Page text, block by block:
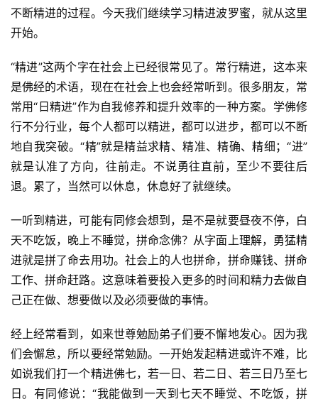
不断精进的过程。今天我们继续学习精进波罗蜜，就从这里
开始。
“精进”这两个字在社会上已经很常见了。常行精进，这本来
是佛经的术语，现在在社会上也会经常听到。很多朋友，常
常用“日精进”作为自我修养和提升效率的一种方案。学佛修
行不分行业，每个人都可以精进，都可以进步，都可以不断
地自我突破。“精”就是精益求精、精准、精确、精细；“进”
就是认准了方向，往前走。不说勇往直前，至少不要往后
退。累了，当然可以休息，休息好了就继续。
一听到精进，可能有同修会想到，是不是就要昼夜不停，白
天不吃饭，晚上不睡觉，拼命念佛？从字面上理解，勇猛精
进就是拼了命去用功。社会上的人也拼命，拼命赚钱、拼命
工作、拼命赶路。这意味着要投入更多的时间和精力去做自
己正在做、想要做以及必须要做的事情。
经上经常看到，如来世尊勉励弟子们要不懈地发心。因为我
们会懈怠，所以要经常勉励。一开始发起精进或许不难，比
如说我们打一个精进佛七，若一日、若二日、若三日乃至七
日。有同修说：“我能做到一天到七天不睡觉、不吃饭，拼